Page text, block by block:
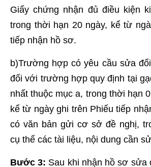
Giấy chứng nhận đủ điều kiện
trong thời hạn 20 ngày, kể từ
tiếp nhận hồ sơ.
b)Trường hợp có yêu cầu sửa
đối với trường hợp quy định tại
nhất thuộc mục a, trong thời hạn
kể từ ngày ghi trên Phiếu tiếp
có văn bản gửi cơ sở đề nghị,
cụ thể các tài liệu, nội dung cần
Bước 3: Sau khi nhận hồ sơ sửa